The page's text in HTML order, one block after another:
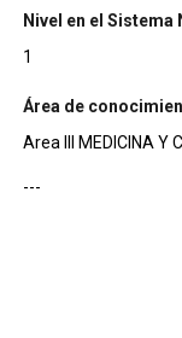
Nivel en el
1
Área de
Area III
---